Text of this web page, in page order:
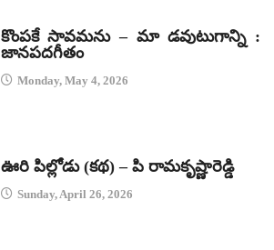
కొంపకే సావమను – మా డవుటుగాన్ని :
జానపదగీతం
Monday, May 4, 2026
ఊరి పిల్లోడు (కథ) – పి రామకృష్ణారెడ్డి
Sunday, April 26, 2026